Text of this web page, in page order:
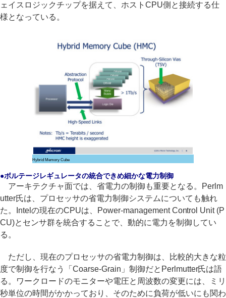
ェイスロジックチップを据えて、ホストCPU側と接続する仕
様となっている。
Hybrid Memory Cube
●ボルテージレギュレータの統合できめ細かな電力制御
アーキテクチャ面では、省電力の制御も重要となる。Perlm
utter氏は、プロセッサの省電力制御システムについても触れ
た。Intelの現在のCPUは、Power-management Control Unit (P
CU)とセンサ群を統合することで、動的に電力を制御してい
る。
ただし、現在のプロセッサの省電力制御は、比較的大きな粒
度で制御を行なう「Coarse-Grain」制御だとPerlmutter氏は語
る。ワークロードのモニターや電圧と周波数の変更には、ミリ
秒単位の時間がかかっており、そのために負荷が低いにも関わ